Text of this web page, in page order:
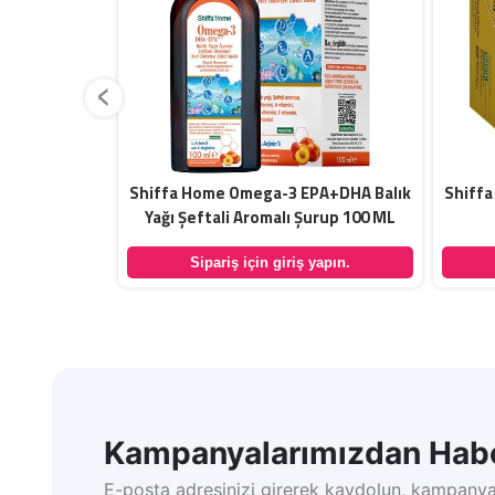
Shiffa Home Omega-3 EPA+DHA Balık
Yağı Şeftali Aromalı Şurup 100 ML
Sipariş için giriş yapın.
Shiffa
‹
Kampanyalarımızdan
E-posta adresinizi girerek kaydolun,